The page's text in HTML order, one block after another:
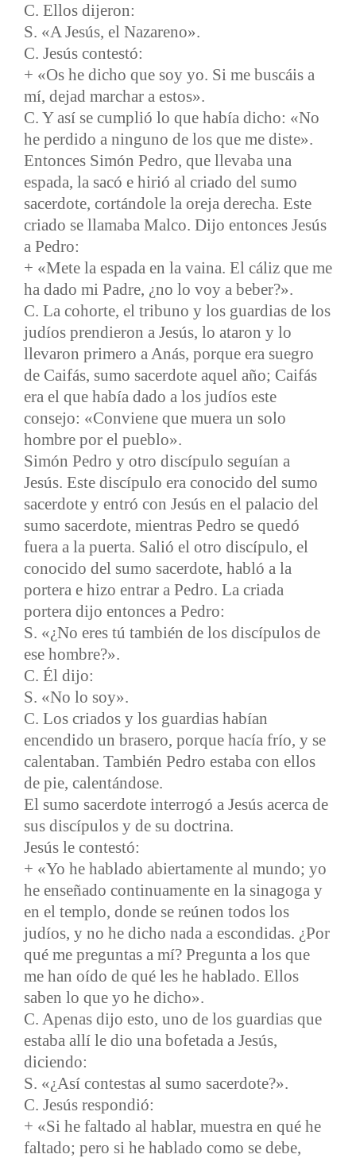
C. Ellos dijeron:
S. «A Jesús, el Nazareno».
C. Jesús contestó:
+ «Os he dicho que soy yo. Si me buscáis a
mí, dejad marchar a estos».
C. Y así se cumplió lo que había dicho: «No
he perdido a ninguno de los que me diste».
Entonces Simón Pedro, que llevaba una
espada, la sacó e hirió al criado del sumo
sacerdote, cortándole la oreja derecha. Este
criado se llamaba Malco. Dijo entonces Jesús
a Pedro:
+ «Mete la espada en la vaina. El cáliz que me
ha dado mi Padre, ¿no lo voy a beber?».
C. La cohorte, el tribuno y los guardias de los
judíos prendieron a Jesús, lo ataron y lo
llevaron primero a Anás, porque era suegro
de Caifás, sumo sacerdote aquel año; Caifás
era el que había dado a los judíos este
consejo: «Conviene que muera un solo
hombre por el pueblo».
Simón Pedro y otro discípulo seguían a
Jesús. Este discípulo era conocido del sumo
sacerdote y entró con Jesús en el palacio del
sumo sacerdote, mientras Pedro se quedó
fuera a la puerta. Salió el otro discípulo, el
conocido del sumo sacerdote, habló a la
portera e hizo entrar a Pedro. La criada
portera dijo entonces a Pedro:
S. «¿No eres tú también de los discípulos de
ese hombre?».
C. Él dijo:
S. «No lo soy».
C. Los criados y los guardias habían
encendido un brasero, porque hacía frío, y se
calentaban. También Pedro estaba con ellos
de pie, calentándose.
El sumo sacerdote interrogó a Jesús acerca de
sus discípulos y de su doctrina.
Jesús le contestó:
+ «Yo he hablado abiertamente al mundo; yo
he enseñado continuamente en la sinagoga y
en el templo, donde se reúnen todos los
judíos, y no he dicho nada a escondidas. ¿Por
qué me preguntas a mí? Pregunta a los que
me han oído de qué les he hablado. Ellos
saben lo que yo he dicho».
C. Apenas dijo esto, uno de los guardias que
estaba allí le dio una bofetada a Jesús,
diciendo:
S. «¿Así contestas al sumo sacerdote?».
C. Jesús respondió:
+ «Si he faltado al hablar, muestra en qué he
faltado; pero si he hablado como se debe,